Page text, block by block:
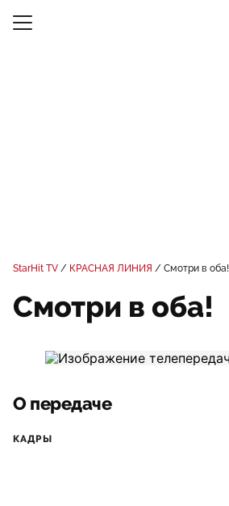
StarHit TV КРАСНАЯ ЛИНИЯ Смотри в оба!
Смотри в оба!
О передаче
КАДРЫ